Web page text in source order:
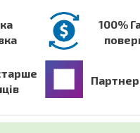
100%